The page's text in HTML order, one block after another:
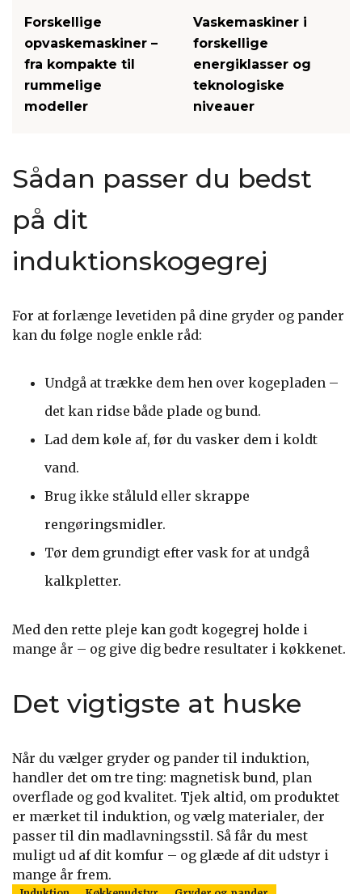
Forskellige
opvaskemaskiner –
fra kompakte til
rummelige
modeller
Vaskemaskiner i
forskellige
energiklasser og
teknologiske
niveauer
Sådan passer du bedst
på dit
induktionskogegrej
For at forlænge levetiden på dine gryder og pander
kan du følge nogle enkle råd:
Undgå at trække dem hen over kogepladen –
det kan ridse både plade og bund.
Lad dem køle af, før du vasker dem i koldt
vand.
Brug ikke ståluld eller skrappe
rengøringsmidler.
Tør dem grundigt efter vask for at undgå
kalkpletter.
Med den rette pleje kan godt kogegrej holde i
mange år – og give dig bedre resultater i køkkenet.
Det vigtigste at huske
Når du vælger gryder og pander til induktion,
handler det om tre ting: magnetisk bund, plan
overflade og god kvalitet. Tjek altid, om produktet
er mærket til induktion, og vælg materialer, der
passer til din madlavningsstil. Så får du mest
muligt ud af dit komfur – og glæde af dit udstyr i
mange år frem.